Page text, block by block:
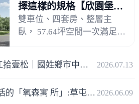
擇這樣的規格【欣園堡
8】
雙車位、四套房、整層主
臥， 57.64坪空間一次滿足。
與安全都不馬虎。建案開箱｜黑龍(瓏)江拾壹松｜國姓鄉市中心隱逸豪墅，高資產族夢寐以求的「慢活便利新地標」 2026.07.13
離塵不離城，尋回生活的「氧森寓 所」:草屯【勵程擁林】獨棟別墅的清 水工法與大隱之美 2026.06.09